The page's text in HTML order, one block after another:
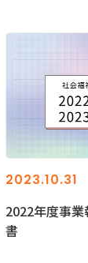
2023.10.31
2022年度事
書